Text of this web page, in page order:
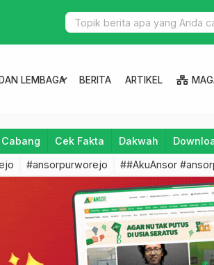
Konferancab GP Ansor Kecamatan
LEMBAGA
expand_more BERITA ARTIKEL
Cabang Cek Fakta Dakwah
#ansorpurworejo ##AkuAnsor